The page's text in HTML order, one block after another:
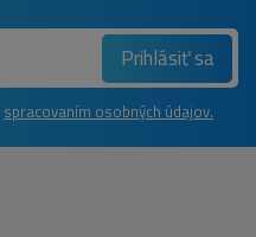
Prihlásiť sa
spracovaním osobných údajov.